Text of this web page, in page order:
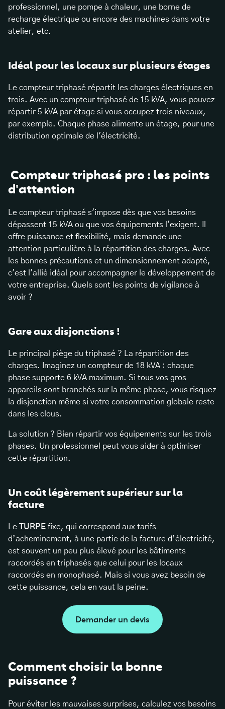
professionnel, une pompe à chaleur, une borne de
recharge électrique ou encore des machines dans votre
atelier, etc.
Idéal pour les locaux sur plusieurs étages
Le compteur triphasé répartit les charges électriques en
trois. Avec un compteur triphasé de 15 kVA, vous pouvez
répartir 5 kVA par étage si vous occupez trois niveaux,
par exemple. Chaque phase alimente un étage, pour une
distribution optimale de l'électricité.
Compteur triphasé pro : les points
d'attention
Le compteur triphasé s'impose dès que vos besoins
dépassent 15 kVA ou que vos équipements l'exigent. Il
offre puissance et flexibilité, mais demande une
attention particulière à la répartition des charges. Avec
les bonnes précautions et un dimensionnement adapté,
c'est l'allié idéal pour accompagner le développement de
votre entreprise. Quels sont les points de vigilance à
avoir ?
Gare aux disjonctions !
Le principal piège du triphasé ? La répartition des
charges. Imaginez un compteur de 18 kVA : chaque
phase supporte 6 kVA maximum. Si tous vos gros
appareils sont branchés sur la même phase, vous risquez
la disjonction même si votre consommation globale reste
dans les clous.
La solution ? Bien répartir vos équipements sur les trois
phases. Un professionnel peut vous aider à optimiser
cette répartition.
Un coût légèrement supérieur sur la
facture
Le TURPE fixe, qui correspond aux tarifs
d’acheminement, à une partie de la facture d’électricité,
est souvent un peu plus élevé pour les bâtiments
raccordés en triphasés que celui pour les locaux
raccordés en monophasé. Mais si vous avez besoin de
cette puissance, cela en vaut la peine.
Demander un devis
Comment choisir la bonne
puissance ?
Pour éviter les mauvaises surprises, calculez vos besoins